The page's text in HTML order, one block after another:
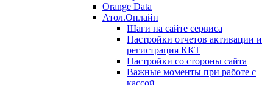
Orange Data
Атол.Онлайн
Шаги на сайте сервиса
Настройки отчетов активации и
регистрация ККТ
Настройки со стороны сайта
Важные моменты при работе с
кассой